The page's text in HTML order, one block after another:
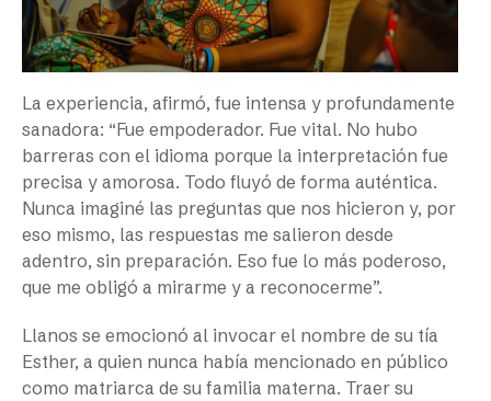
La experiencia, afirmó, fue intensa y profundamente
sanadora: “Fue empoderador. Fue vital. No hubo
barreras con el idioma porque la interpretación fue
precisa y amorosa. Todo fluyó de forma auténtica.
Nunca imaginé las preguntas que nos hicieron y, por
eso mismo, las respuestas me salieron desde
adentro, sin preparación. Eso fue lo más poderoso,
que me obligó a mirarme y a reconocerme”.
Llanos se emocionó al invocar el nombre de su tía
Esther, a quien nunca había mencionado en público
como matriarca de su familia materna. Traer su